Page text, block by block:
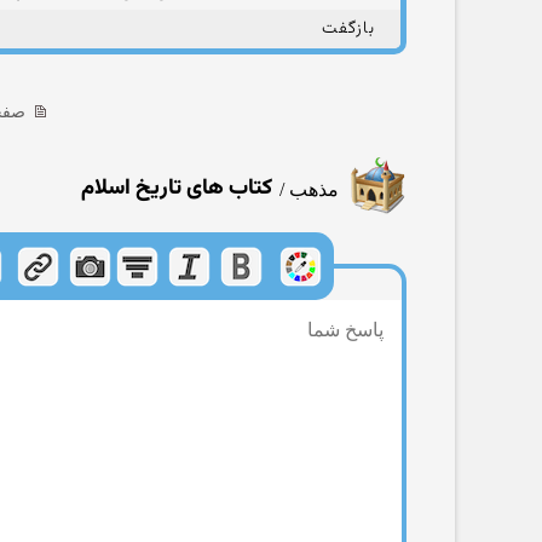
بازگفت
صفحه
مذهب / کتاب های تاریخ اسلام